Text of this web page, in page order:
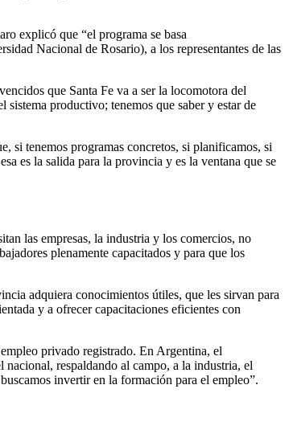
explicó que “el programa se basa
Nacional de Rosario), a los representantes de las
que Santa Fe va a ser la locomotora del
productivo; tenemos que saber y estar de
si tenemos programas concretos, si planificamos, si
es la salida para la provincia y es la ventana que se
las empresas, la industria y los comercios, no
plenamente capacitados y para que los
adquiera conocimientos útiles, que les sirvan para
y a ofrecer capacitaciones eficientes con
privado registrado. En Argentina, el
respaldando al campo, a la industria, el
invertir en la formación para el empleo”.